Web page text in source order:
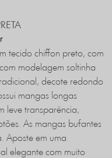
tecido chiffon preto, com
modelagem soltinha
decote redondo
mangas longas
leve transparência,
As mangas bufantes
Aposte em uma
elegante com muito